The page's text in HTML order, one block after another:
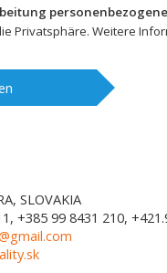
Privatsphäre. Weitere
SLOVAKIA
+385 99 8431 210,